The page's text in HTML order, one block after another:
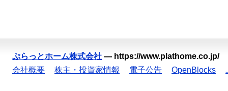
ぷらっとホーム株式会社 — https://www.plathome.co.jp/
会社概要
株主・投資家情報 電子公告 OpenBlocks